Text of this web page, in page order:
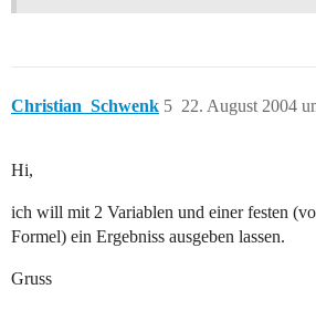
Christian_Schwenk 22. August 2004
5
Hi,
ich will mit 2 Variablen und einer festen
Formel) ein Ergebniss ausgeben lassen.
Gruss